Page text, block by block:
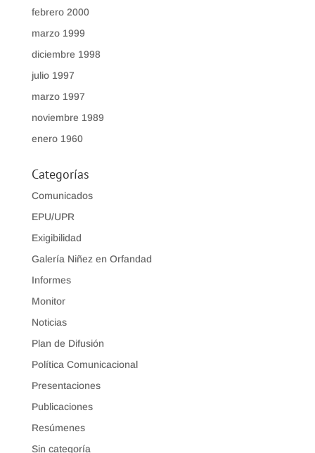
febrero 2000
marzo 1999
diciembre 1998
julio 1997
marzo 1997
noviembre 1989
enero 1960
Categorías
Comunicados
EPU/UPR
Exigibilidad
Galería Niñez en Orfandad
Informes
Monitor
Noticias
Plan de Difusión
Política Comunicacional
Presentaciones
Publicaciones
Resúmenes
Sin categoría